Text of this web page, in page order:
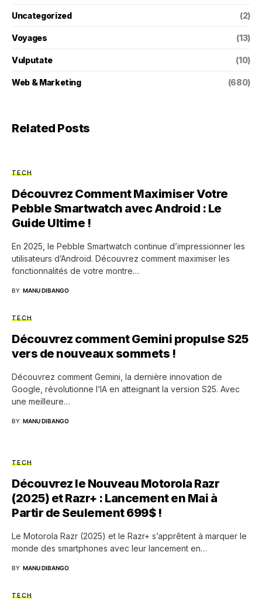
Uncategorized (2)
Voyages (13)
Vulputate (10)
Web & Marketing (680)
Related Posts
TECH
Découvrez Comment Maximiser Votre
Pebble Smartwatch avec Android : Le
Guide Ultime !
En 2025, le Pebble Smartwatch continue d’impressionner les
utilisateurs d’Android. Découvrez comment maximiser les
fonctionnalités de votre montre…
BY MANU DIBANGO
TECH
Découvrez comment Gemini propulse S25
vers de nouveaux sommets !
Découvrez comment Gemini, la dernière innovation de
Google, révolutionne l’IA en atteignant la version S25. Avec
une meilleure…
BY MANU DIBANGO
TECH
Découvrez le Nouveau Motorola Razr
(2025) et Razr+ : Lancement en Mai à
Partir de Seulement 699$ !
Le Motorola Razr (2025) et le Razr+ s’apprêtent à marquer le
monde des smartphones avec leur lancement en…
BY MANU DIBANGO
TECH